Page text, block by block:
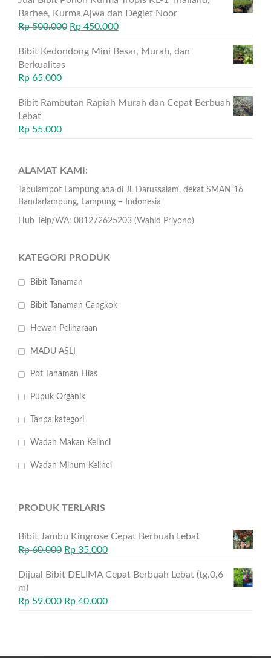
Barhee, Kurma Ajwa dan Deglet Noor
Rp500.000 Rp 450.000
Bibit Kedondong Mini Besar, Murah, dan
Berkualitas
Rp 65.000
Bibit Rambutan Rapiah Murah dan Cepat Berbuah
Lebat
Rp 55.000
ALAMAT KAMI:
Tabulampot Lampung ada di Jl. Darussalam, dekat SMAN 16
Bandarlampung, Lampung – Indonesia
Hub Telp/WA: 081272625203 (Wahid Priyono)
KATEGORI PRODUK
Bibit Tanaman
Bibit Tanaman Cangkok
Hewan Peliharaan
MADU ASLI
Pot Tanaman Hias
Pupuk Organik
Tanpa kategori
Wadah Makan Kelinci
Wadah Minum Kelinci
PRODUK TERLARIS
Bibit Jambu Kingrose Cepat Berbuah Lebat
Rp60.000 Rp 35.000
Dijual Bibit DELIMA Cepat Berbuah Lebat (tg.0,6
m)
Rp59.000 Rp 40.000